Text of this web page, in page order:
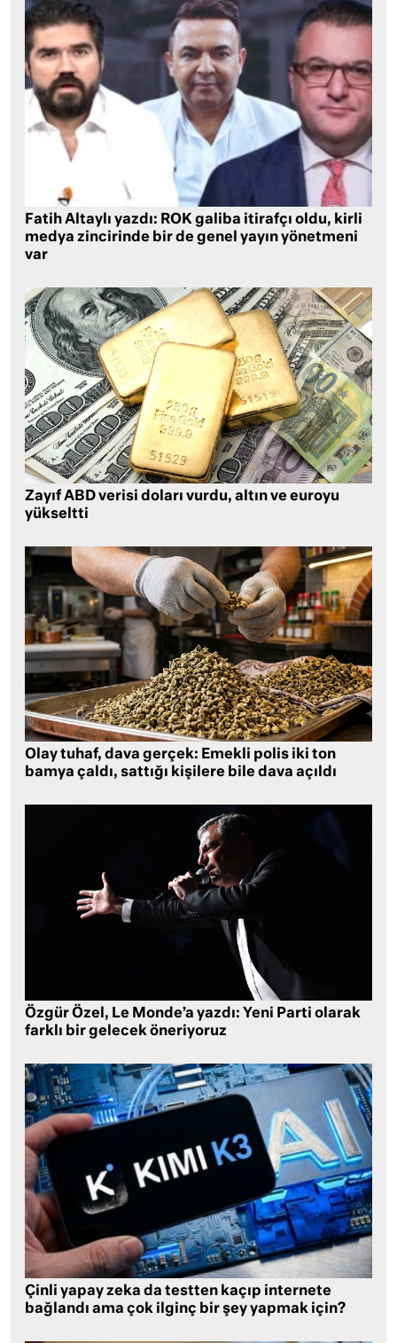
Fatih Altaylı yazdı: ROK galiba itirafçı oldu, kirli
medya zincirinde bir de genel yayın yönetmeni
var
Zayıf ABD verisi doları vurdu, altın ve euroyu
yükseltti
Olay tuhaf, dava gerçek: Emekli polis iki ton
bamya çaldı, sattığı kişilere bile dava açıldı
Özgür Özel, Le Monde’a yazdı: Yeni Parti olarak
farklı bir gelecek öneriyoruz
Çinli yapay zeka da testten kaçıp internete
bağlandı ama çok ilginç bir şey yapmak için?